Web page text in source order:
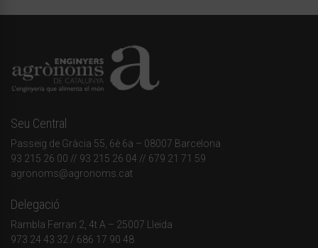
Seu Central
Passeig de Gràcia 55, 6è 6a – 08007 Barcelona
93 215 26 00 // 93 215 26 04 // 679 21 71 59
agronoms@agronoms.cat
Delegació
Rambla Ferran 2, 4t A – 25007 Lleida
973 24 43 32 / 686 17 90 48